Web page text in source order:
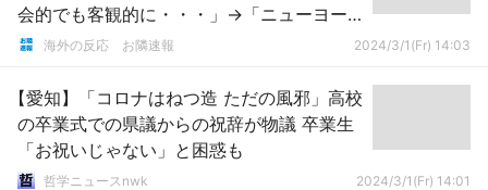
会的でも客観的に・・・」→「ニューヨー
ク、ロンドン、東京、上海、ソウルのトッ
海外の反応 お隣速報 2024/3/1(Fr) 14:03
【愛知】「コロナはねつ造 ただの風邪」高校
の卒業式での県議からの祝辞が物議 卒業生
「お祝いじゃない」と困惑も
哲学ニュースnwk 2024/3/1(Fr) 14:01